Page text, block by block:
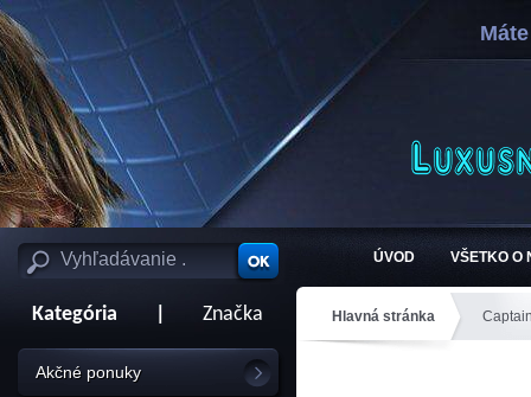
ÚVOD VŠETKO O
Kategória Značka
Akčné ponuky
Hlavná stránka